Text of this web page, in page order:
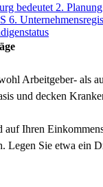
bedeutet 2.
6.
Arbeitgeber- als
und decken
Ihren
Legen Sie etwa ein